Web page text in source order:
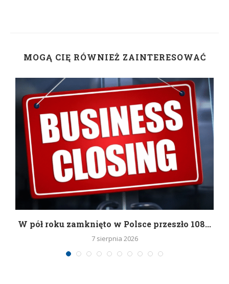
MOGĄ CIĘ RÓWNIEŻ ZAINTERESOWAĆ
W pół roku zamknięto w Polsce przeszło 108...
7 sierpnia 2026